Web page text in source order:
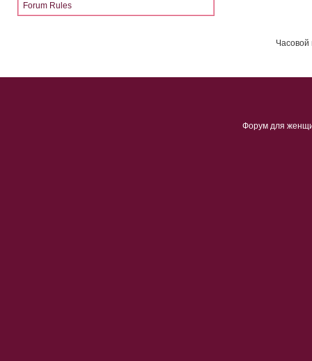
Forum Rules
Часовой
Форум для